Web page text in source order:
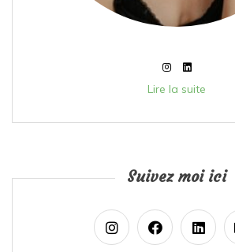
Lire la suite
Suivez moi ici